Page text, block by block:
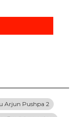
Arjun Pushpa 2